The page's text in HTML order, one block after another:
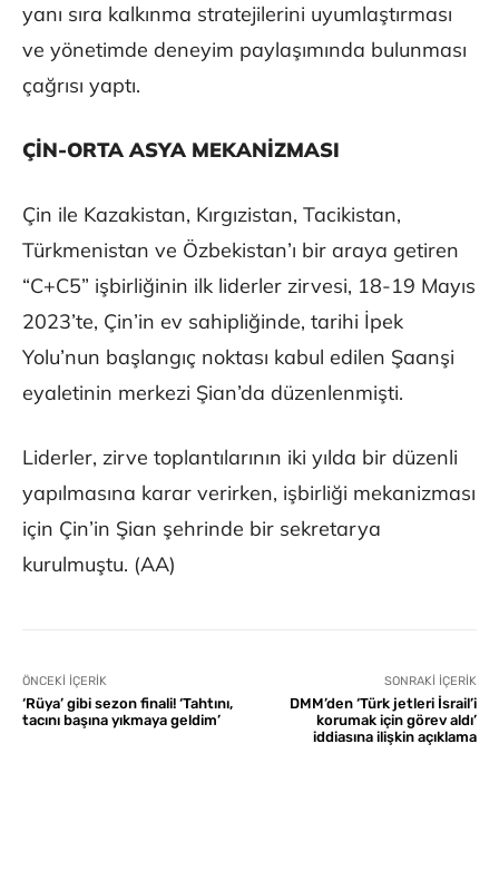
yanı sıra kalkınma stratejilerini uyumlaştırması
ve yönetimde deneyim paylaşımında bulunması
çağrısı yaptı.
ÇİN-ORTA ASYA MEKANİZMASI
Çin ile Kazakistan, Kırgızistan, Tacikistan,
Türkmenistan ve Özbekistan’ı bir araya getiren
“C+C5” işbirliğinin ilk liderler zirvesi, 18-19 Mayıs
2023’te, Çin’in ev sahipliğinde, tarihi İpek
Yolu’nun başlangıç noktası kabul edilen Şaanşi
eyaletinin merkezi Şian’da düzenlenmişti.
Liderler, zirve toplantılarının iki yılda bir düzenli
yapılmasına karar verirken, işbirliği mekanizması
için Çin’in Şian şehrinde bir sekretarya
kurulmuştu. (AA)
ÖNCEKI İÇERIK
‘Rüya’ gibi sezon finali! ‘Tahtını,
tacını başına yıkmaya geldim’
SONRAKI İÇERIK
DMM’den ‘Türk jetleri İsrail’i
korumak için görev aldı’
iddiasına ilişkin açıklama